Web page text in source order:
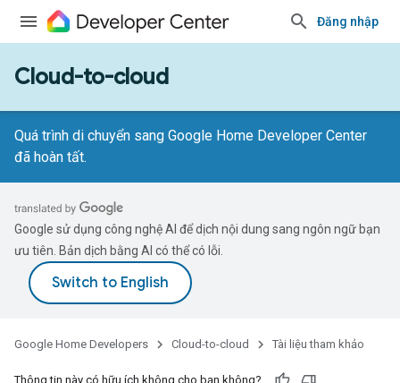
Đăng nhập
Cloud-to-cloud
Quá trình di chuyển sang Google Home Developer Center
đã hoàn tất.
Google sử dụng công nghệ AI để dịch nội dung sang ngôn ngữ bạn
ưu tiên. Bản dịch bằng AI có thể có lỗi.
Google Home Developers Cloud-to-cloud Tài liệu tham khảo
Thông tin này có hữu ích không cho bạn không?